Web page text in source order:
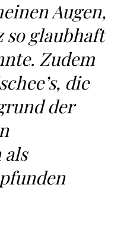
Augen,
glaubhaft
Zudem
die
der
als